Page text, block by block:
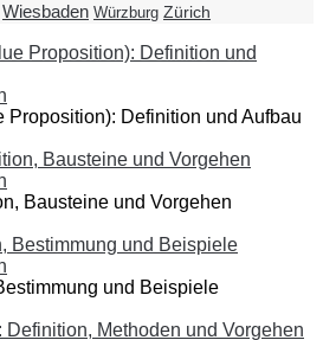
Wiesbaden Würzburg Zürich
Proposition): Definition und Aufbau
Bausteine und Vorgehen
und Beispiele